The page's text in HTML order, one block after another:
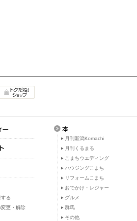
る
更・解除
月刊新潟Komachi
月刊くるまる
こまちウエディング
ハウジングこまち
リフォームこまち
おでかけ・レジャー
グルメ
群馬
その他